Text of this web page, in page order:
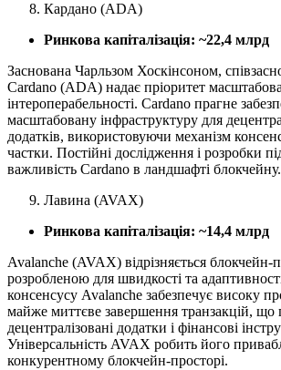
Кардано (ADA)
Ринкова капіталізація: ~22,4 млрд
Заснована Чарльзом Хоскінсоном,
Cardano (ADA) надає пріоритет
інтероперабельності. Cardano прагне
масштабовану інфраструктуру для
додатків, використовуючи механізм
частки. Постійні дослідження і розробки
важливість Cardano в ландшафті блокчейну.
Лавина (AVAX)
Ринкова капіталізація: ~14,4 млрд
Avalanche (AVAX) відрізняється
розробленою для швидкості та
консенсусу Avalanche забезпечує високу
майже миттєве завершення транзакцій,
децентралізовані додатки і фінансові
Універсальність AVAX робить його
конкурентному блокчейн-просторі.